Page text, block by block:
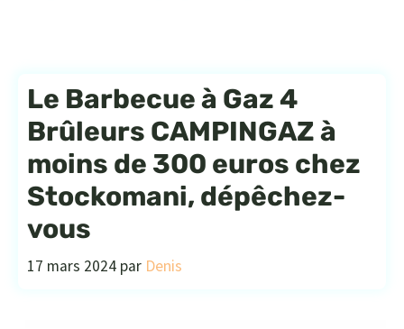
Le Barbecue à Gaz 4
Brûleurs CAMPINGAZ à
moins de 300 euros chez
Stockomani, dépêchez-
vous
17 mars 2024 par Denis